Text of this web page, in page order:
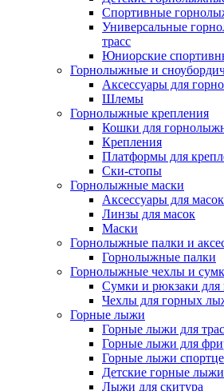
Спортивные
Универсальные
трасс
Юниорские
Горнолыжные и
Аксессуары для
Шлемы
Горнолыжные крепления
Кошки для
Крепления
Платформы для
Ски-стопы
Горнолыжные маски
Аксессуары для масок
Линзы для масок
Маски
Горнолыжные палки и
Горнолыжные палки
Горнолыжные чехлы и
Сумки и рюкзаки
Чехлы для горных
Горные лыжи
Горные лыжи для
Горные лыжи для
Горные лыжи
Детские горные лыжи
Лыжи для скитура